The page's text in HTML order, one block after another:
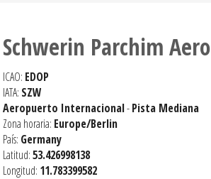
Schwerin Parchim
ICAO: EDOP
IATA: SZW
Aeropuerto Internacional-Pista Mediana
Zona horaria: Europe/Berlin
País: Germany
Latitud:53.426998138
Longitud: 11.783399582